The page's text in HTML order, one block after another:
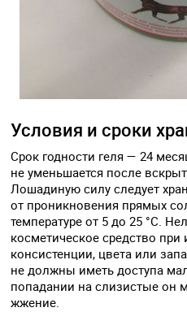
Условия и сроки
Срок годности геля — 24
не уменьшается после
Лошадиную силу следует
от проникновения прямых
температуре от 5 до 25 °C.
косметическое средство при
консистенции, цвета или
не должны иметь доступа
попадании на слизистые он
жжение.